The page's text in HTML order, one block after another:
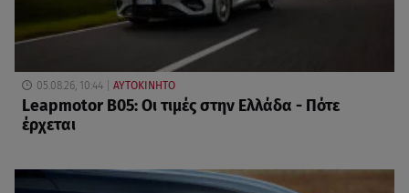
05.08.26, 10:44 ΑΥΤΟΚΙΝΗΤΟ
Leapmotor B05: Οι τιμές στην Ελλάδα - Πότε
έρχεται